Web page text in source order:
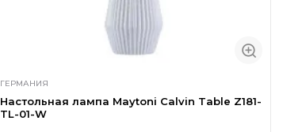
ГЕРМАНИЯ
Настольная лампа Maytoni Calvin Table Z181-
TL-01-W